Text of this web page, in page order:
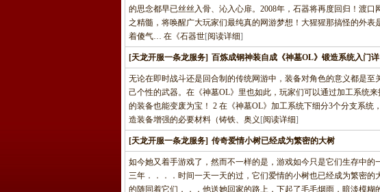
的思念都早已丝丝入骨、沁入心扉。2008年，石器将再度回归！渡
之精髓，将唤醒广大玩家们最纯真的网游梦想！大猩猩那搞怪的外
着傻气… 在《石器世[阅读详细]
[天龙开服一条龙服务] 百炼成钢神装自成《神墓OL》锻造系统入门详
无论在即时战斗还是回合制的传统网游中，装备对角色的意义都是
己个性的武器。在《神墓OL》里也如此，玩家们可以通过加工系统
的装备也能变废为宝！ 2 在《神墓OL》加工系统下细分3个分支系
造装备增强的必要材料（铸铁、奥义 [阅读详细]
[天龙开服一条龙服务] 传奇爱情小树已经成为繁密的大树
如今她又着手游戏了，然而不一样的是，游戏如今只是它们生存中
三年．．．．时间一天一天的过，它们爱情的小树也已经成为繁密
的随同着它们．．．他送她回家的路上，下起了毛毛烟雨，暗淡模